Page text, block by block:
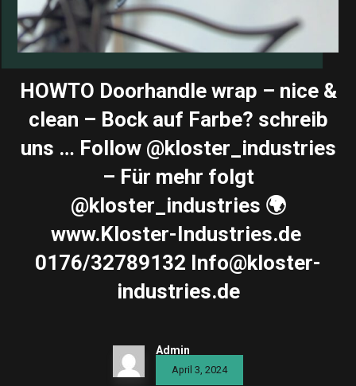
HOWTO Doorhandle wrap – nice &
clean – Bock auf Farbe? schreib
uns … Follow @kloster_industries
– Für mehr folgt
@kloster_industries 🌍
www.Kloster-Industries.de ️
0176/32789132 Info@kloster-
industries.de
Admin
April 3, 2024